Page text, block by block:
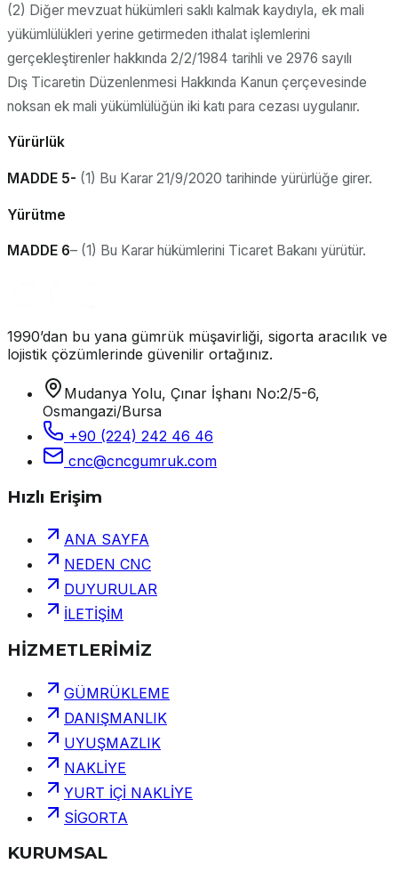
(2) Diğer mevzuat hükümleri saklı kalmak kaydıyla, ek mali
yükümlülükleri yerine getirmeden ithalat işlemlerini
gerçekleştirenler hakkında 2/2/1984 tarihli ve 2976 sayılı
Dış Ticaretin Düzenlenmesi Hakkında Kanun çerçevesinde
noksan ek mali yükümlülüğün iki katı para cezası uygulanır.
Yürürlük
MADDE 5- (1) Bu Karar 21/9/2020 tarihinde yürürlüğe girer.
Yürütme
MADDE 6– (1) Bu Karar hükümlerini Ticaret Bakanı yürütür.
1990’dan bu yana gümrük müşavirliği, sigorta aracılık ve
lojistik çözümlerinde güvenilir ortağınız.
Mudanya Yolu, Çınar İşhanı No:2/5-6,
Osmangazi/Bursa
+90 (224) 242 46 46
cnc@cncgumruk.com
Hızlı Erişim
ANA SAYFA
NEDEN CNC
DUYURULAR
İLETİŞİM
HİZMETLERİMİZ
GÜMRÜKLEME
DANIŞMANLIK
UYUŞMAZLIK
NAKLİYE
YURT İÇİ NAKLİYE
SİGORTA
KURUMSAL